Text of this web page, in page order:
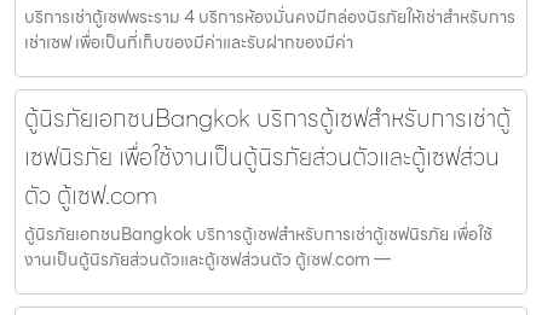
บริการเช่าตู้เซฟพระราม 4 บริการห้องมั่นคงมีกล่องนิรภัยให้เช่าสำหรับการ
เช่าเซฟ เพื่อเป็นที่เก็บของมีค่าและรับฝากของมีค่า
ตู้นิรภัยเอกชนBangkok บริการตู้เซฟสำหรับการเช่าตู้
เซฟนิรภัย เพื่อใช้งานเป็นตู้นิรภัยส่วนตัวและตู้เซฟส่วน
ตัว ตู้เซฟ.com
ตู้นิรภัยเอกชนBangkok บริการตู้เซฟสำหรับการเช่าตู้เซฟนิรภัย เพื่อใช้
งานเป็นตู้นิรภัยส่วนตัวและตู้เซฟส่วนตัว ตู้เซฟ.com —